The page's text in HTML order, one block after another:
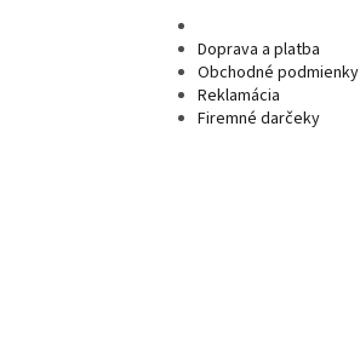
Doprava a platba
Obchodné podmienky
Reklamácia
Firemné darčeky